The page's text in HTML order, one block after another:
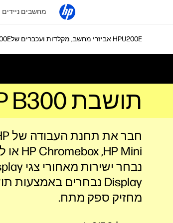
מחשבים ניידים
אביזרי מחשב, מקלדות ועכברים של HP
תושבת HP B300‎ עם מחזיק ספק מתח (7DB37AA)
Display נבחרים
מחזיק ספק מתח.